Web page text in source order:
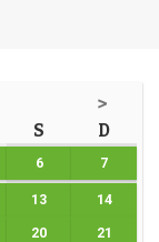
>
S D
6 7
13 14
20 21